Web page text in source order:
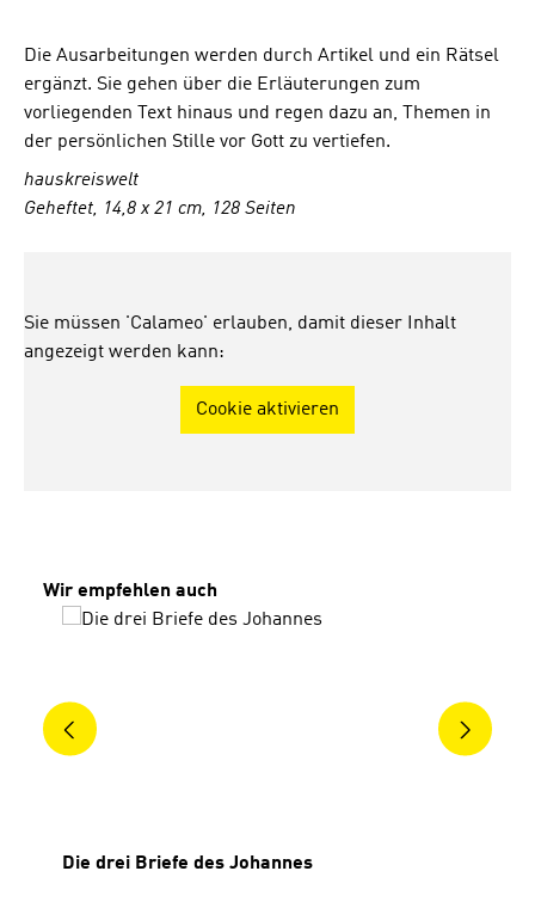
Die Ausarbeitungen werden durch Artikel und ein Rätsel
ergänzt. Sie gehen über die Erläuterungen zum
vorliegenden Text hinaus und regen dazu an, Themen in
der persönlichen Stille vor Gott zu vertiefen.
hauskreiswelt
Geheftet, 14,8 x 21 cm, 128 Seiten
Sie müssen 'Calameo' erlauben, damit dieser Inhalt
angezeigt werden kann:
Cookie aktivieren
Produktgalerie überspringen
Wir empfehlen auch
Die drei Briefe des Johannes